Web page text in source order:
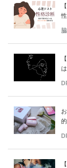
性
的